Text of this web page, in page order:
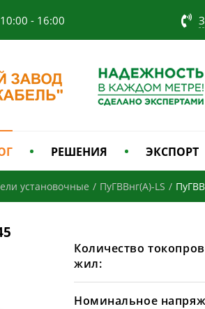
- 16:00
РЕШЕНИЯ ЭКСПОРТ
установочные / ПуГВВнг(А)-LS /
Количество
жил:
Номинальное